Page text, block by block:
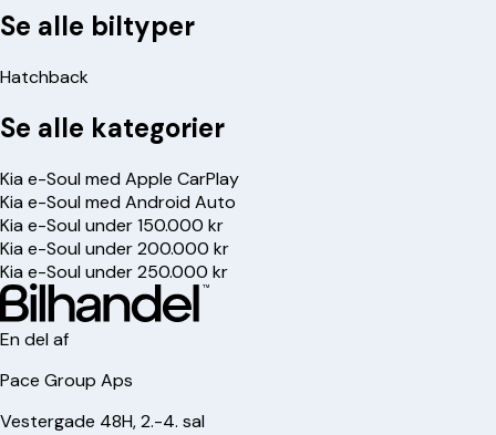
Se alle biltyper
Hatchback
Se alle kategorier
Kia e-Soul med Apple CarPlay
Kia e-Soul med Android Auto
Kia e-Soul under 150.000 kr
Kia e-Soul under 200.000 kr
Kia e-Soul under 250.000 kr
En del af
Pace Group Aps
Vestergade 48H, 2.-4. sal